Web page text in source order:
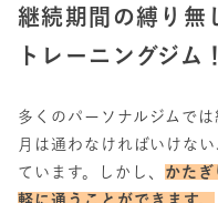
継続期間の縛り無
トレーニングジム
多くのパーソナルジムで
月は通わなければいけな
ています。しかし、 かた
軽に通うことができます。